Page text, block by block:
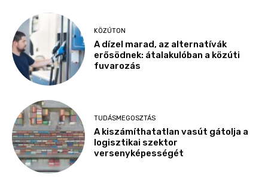
KÖZÚTON
A dízel marad, az alternatívák
erősödnek: átalakulóban a közúti
fuvarozás
TUDÁSMEGOSZTÁS
A kiszámíthatatlan vasút gátolja a
logisztikai szektor
versenyképességét